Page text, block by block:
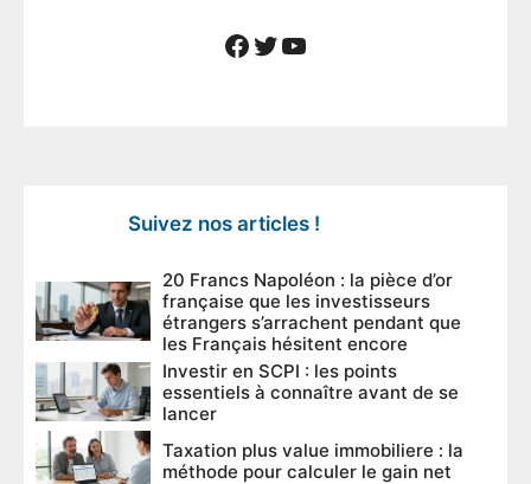
Facebook
Twitter
YouTube
Suivez nos articles !
20 Francs Napoléon : la pièce d’or
française que les investisseurs
étrangers s’arrachent pendant que
les Français hésitent encore
Investir en SCPI : les points
essentiels à connaître avant de se
lancer
Taxation plus value immobiliere : la
méthode pour calculer le gain net